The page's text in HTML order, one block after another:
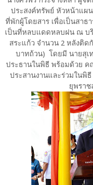
ประสงค์ทรัพย์ หัวหน้าแผ
ที่พักผู้โดยสาร เพื่อเป็นสา
เป็นที่หลบแดดหลบฝน ณ บ
สระแก้ว จำนวน 2 หลังติด
บาทถ้วน) โดยมี นายสุเ
ประธานในพิธี พร้อมด้วย ค
ประสานงานและร่วมในพิ
ยุพราช